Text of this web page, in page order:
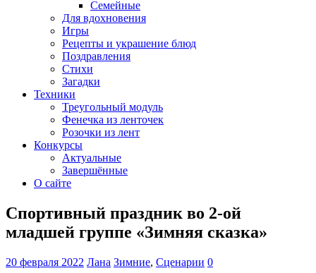
Семейные
Для вдохновения
Игры
Рецепты и украшение блюд
Поздравления
Стихи
Загадки
Техники
Треугольный модуль
Фенечка из ленточек
Розочки из лент
Конкурсы
Актуальные
Завершённые
О сайте
Спортивный праздник во 2-ой
младшей группе «Зимняя сказка»
20 февраля 2022 Лана Зимние, Сценарии 0